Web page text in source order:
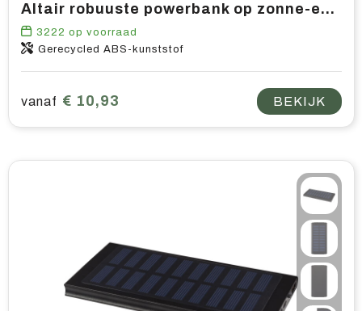
Altair robuuste powerbank op zonne-energie van 5000 mAh 10 W met ingebouwde zaklamp van gerecycled plastic
3222 op voorraad
Gerecycled ABS-kunststof
vanaf € 10,93 BEKIJK